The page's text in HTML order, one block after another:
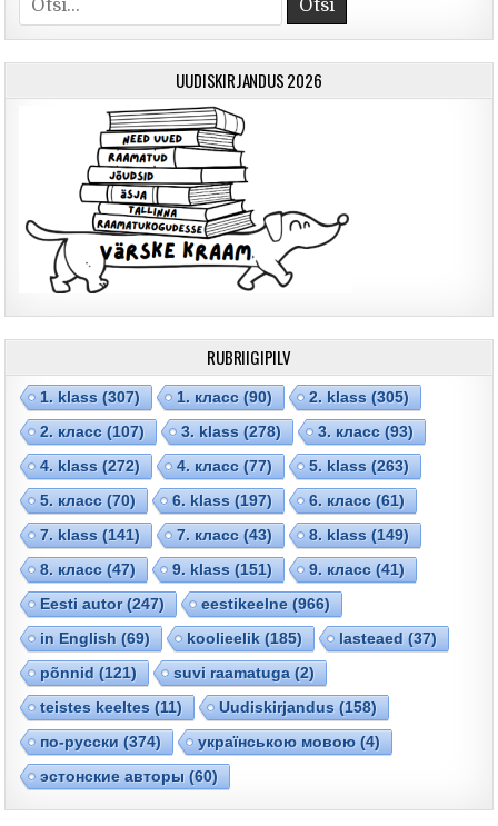
UUDISKIRJANDUS 2026
RUBRIIGIPILV
1. klass (307) 1. класс (90) 2. klass (305)
2. класс (107) 3. klass (278) 3. класс (93)
4. klass (272) 4. класс (77) 5. klass (263)
5. класс (70) 6. klass (197) 6. класс (61)
7. klass (141) 7. класс (43) 8. klass (149)
8. класс (47) 9. klass (151) 9. класс (41)
Eesti autor(247) eestikeelne (966)
in English (69) koolieelik (185) lasteaed (37)
põnnid (121) suvi raamatuga (2)
teistes keeltes (11) Uudiskirjandus (158)
по-русски (374) українською мовою (4)
эстонские авторы (60)